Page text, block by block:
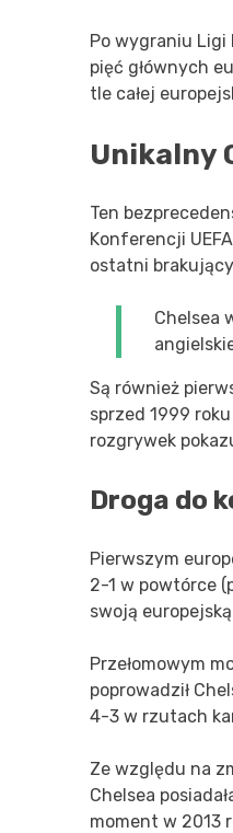
Po wygraniu Ligi
pięć głównych
tle całej
Unikalny
Ten
Konferencji
ostatni
Chelsea
Są również
sprzed 1999
rozgrywek
Droga do
Pierwszym
2-1 w powtórce
swoją
Przełomowym
poprowadził
4-3 w rzutach
Ze względu na
Chelsea
moment w 2013